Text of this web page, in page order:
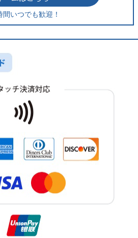
間いつでも歓迎！